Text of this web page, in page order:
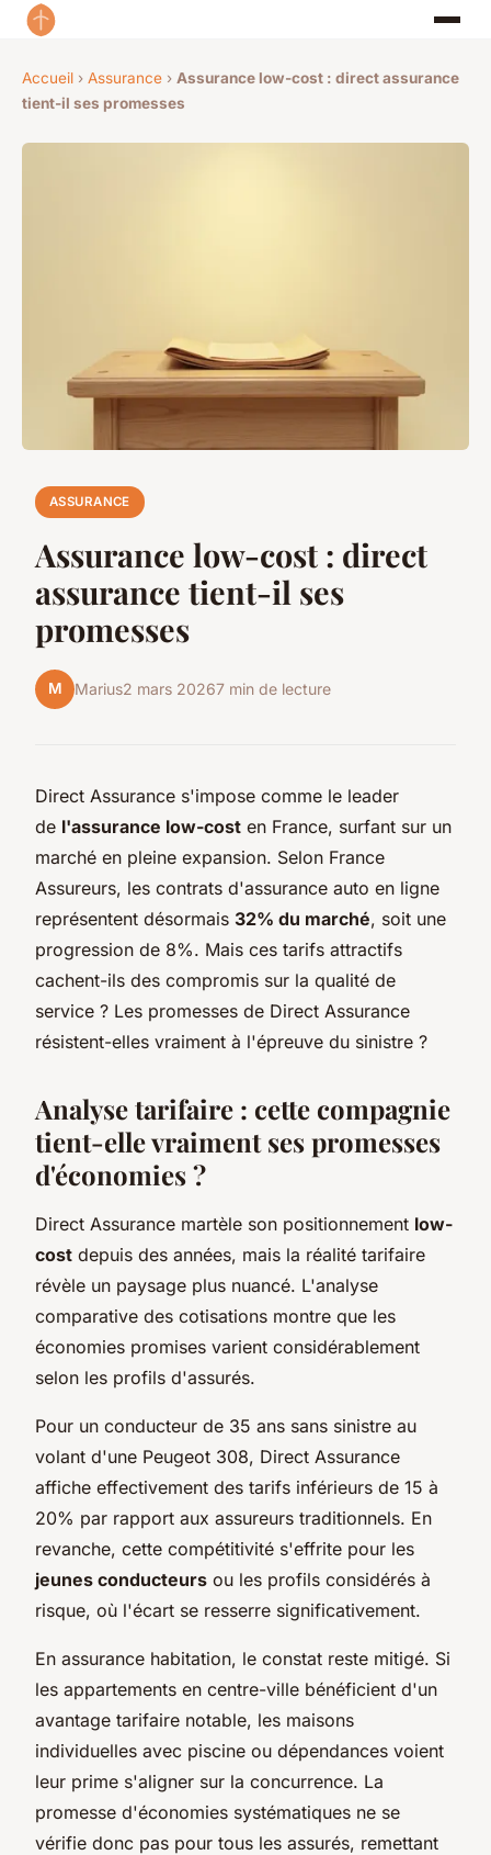
Accueil › Assurance › Assurance low-cost : direct assurance
tient-il ses promesses
ASSURANCE
Assurance low-cost : direct
assurance tient-il ses
promesses
M Marius2 mars 20267 min de lecture
Direct Assurance s'impose comme le leader
de l'assurance low-cost en France, surfant sur un
marché en pleine expansion. Selon France
Assureurs, les contrats d'assurance auto en ligne
représentent désormais 32% du marché, soit une
progression de 8%. Mais ces tarifs attractifs
cachent-ils des compromis sur la qualité de
service ? Les promesses de Direct Assurance
résistent-elles vraiment à l'épreuve du sinistre ?
Analyse tarifaire : cette compagnie
tient-elle vraiment ses promesses
d'économies ?
Direct Assurance martèle son positionnement low-
cost depuis des années, mais la réalité tarifaire
révèle un paysage plus nuancé. L'analyse
comparative des cotisations montre que les
économies promises varient considérablement
selon les profils d'assurés.
Pour un conducteur de 35 ans sans sinistre au
volant d'une Peugeot 308, Direct Assurance
affiche effectivement des tarifs inférieurs de 15 à
20% par rapport aux assureurs traditionnels. En
revanche, cette compétitivité s'effrite pour les
jeunes conducteurs ou les profils considérés à
risque, où l'écart se resserre significativement.
En assurance habitation, le constat reste mitigé. Si
les appartements en centre-ville bénéficient d'un
avantage tarifaire notable, les maisons
individuelles avec piscine ou dépendances voient
leur prime s'aligner sur la concurrence. La
promesse d'économies systématiques ne se
vérifie donc pas pour tous les assurés, remettant